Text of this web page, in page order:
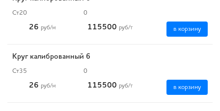
Ст20 0
26 руб/м 115500 руб/т в корзину
Круг калиброванный 6
Ст35 0
26 руб/м 115500 руб/т в корзину